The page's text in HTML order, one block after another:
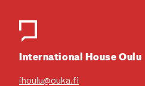
Inter­na­tio­nal House Oulu
ihoulu@ouka.fi